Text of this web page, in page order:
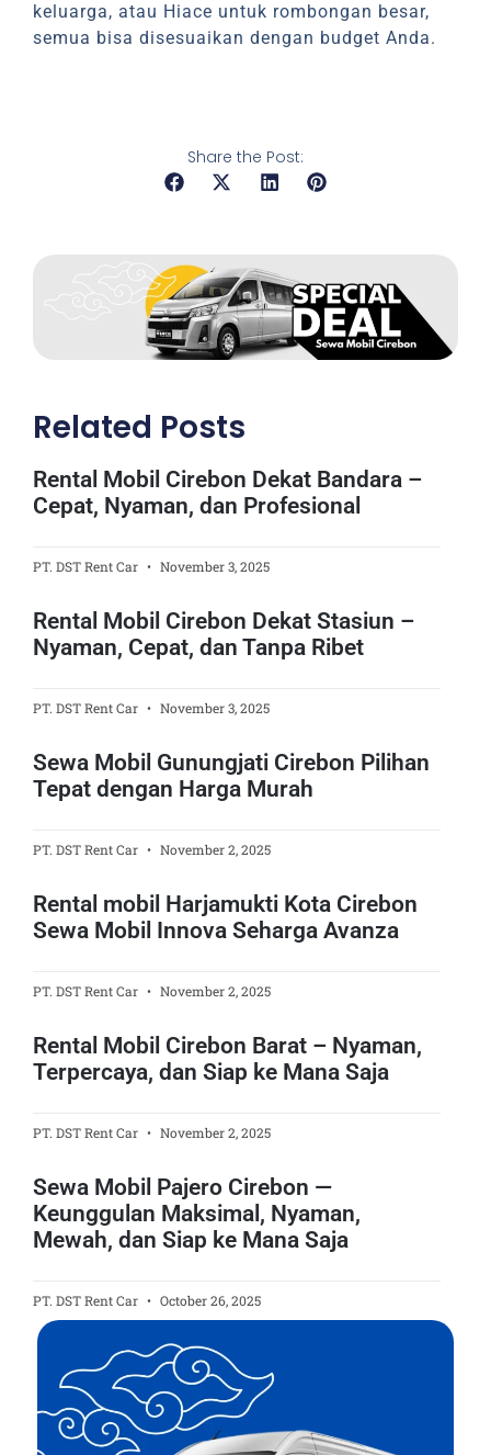
keluarga, atau Hiace untuk rombongan besar,
semua bisa disesuaikan dengan budget Anda.
Share the Post:
Related Posts
Rental Mobil Cirebon Dekat Bandara –
Cepat, Nyaman, dan Profesional
PT. DST Rent Car November 3, 2025
Rental Mobil Cirebon Dekat Stasiun –
Nyaman, Cepat, dan Tanpa Ribet
PT. DST Rent Car November 3, 2025
Sewa Mobil Gunungjati Cirebon Pilihan
Tepat dengan Harga Murah
PT. DST Rent Car November 2, 2025
Rental mobil Harjamukti Kota Cirebon
Sewa Mobil Innova Seharga Avanza
PT. DST Rent Car November 2, 2025
Rental Mobil Cirebon Barat – Nyaman,
Terpercaya, dan Siap ke Mana Saja
PT. DST Rent Car November 2, 2025
Sewa Mobil Pajero Cirebon —
Keunggulan Maksimal, Nyaman,
Mewah, dan Siap ke Mana Saja
PT. DST Rent Car October 26, 2025